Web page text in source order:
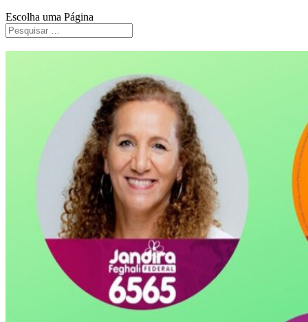
Escolha uma Página